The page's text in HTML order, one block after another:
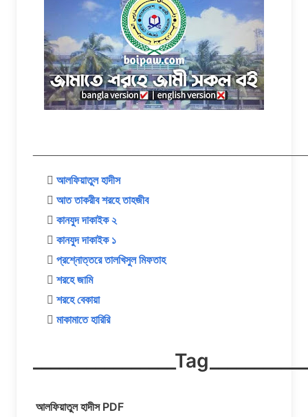
 আলফিয়াতুল হাদীস
 আত তাকরীব শরহে তাহজীব
 কানযুদ দাকাইক ২
 কানযুদ দাকাইক ১
 প্রশ্নোত্তরে তালখিসুল মিফতাহ
 শরহে জামি
 শরহে বেকায়া
 মাকামাতে হারিরি
আলফিয়াতুল হাদীস PDF